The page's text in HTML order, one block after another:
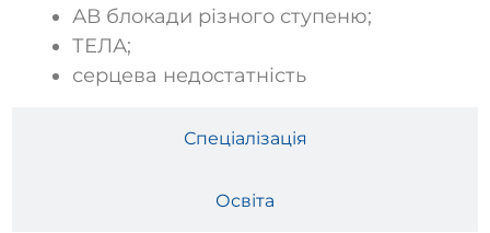
Спеціалізація
Освіта
АВ блокади різного ступеню;
ТЕЛА;
серцева недостатність